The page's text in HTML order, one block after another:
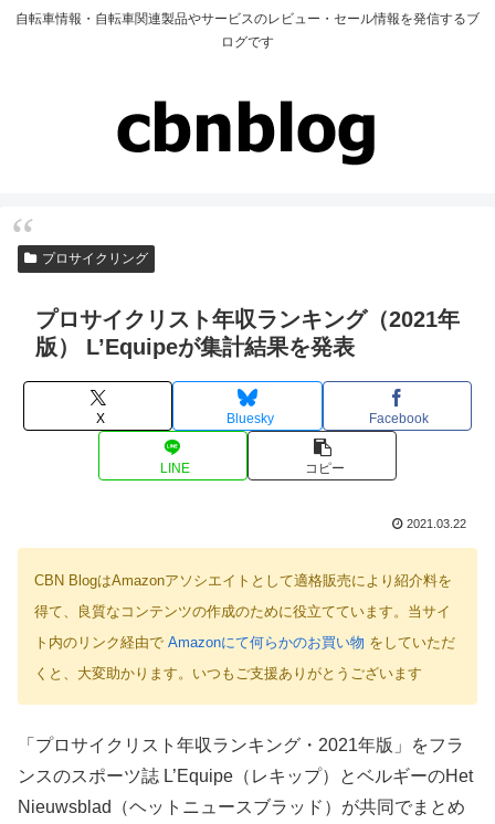
自転車情報・自転車関連製品やサービスのレビュー・セール情報を発信するブ
ログです
プロサイクリング
プロサイクリスト年収ランキング（2021年
版） L’Equipeが集計結果を発表
X Bluesky Facebook
LINE コピー
2021.03.22
CBN BlogはAmazonアソシエイトとして適格販売により紹介料を
得て、良質なコンテンツの作成のために役立てています。当サイ
ト内のリンク経由で Amazonにて何らかのお買い物 をしていただ
くと、大変助かります。いつもご支援ありがとうございます
「プロサイクリスト年収ランキング・2021年版」をフラ
ンスのスポーツ誌 L’Equipe（レキップ）とベルギーのHet
Nieuwsblad（ヘットニュースブラッド）が共同でまとめ